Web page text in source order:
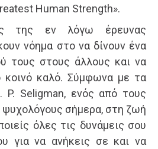
Human Strength».
της εν λόγω έρευνας
νόημα στο να δίνουν ένα
τους στους άλλους και να
κοινό καλό. Σύμφωνα με τα
P. Seligman, ενός από τους
σήμερα, στη ζωή
όλες τις δυνάμεις σου
για να ανήκεις σε και να